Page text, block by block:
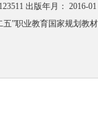
出版年月： 2016-01
五”职业教育国家规划教材